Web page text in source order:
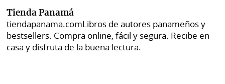
Tienda Panamá
tiendapanama.comLibros de autores panameños y
bestsellers. Compra online, fácil y segura. Recibe en
casa y disfruta de la buena lectura.